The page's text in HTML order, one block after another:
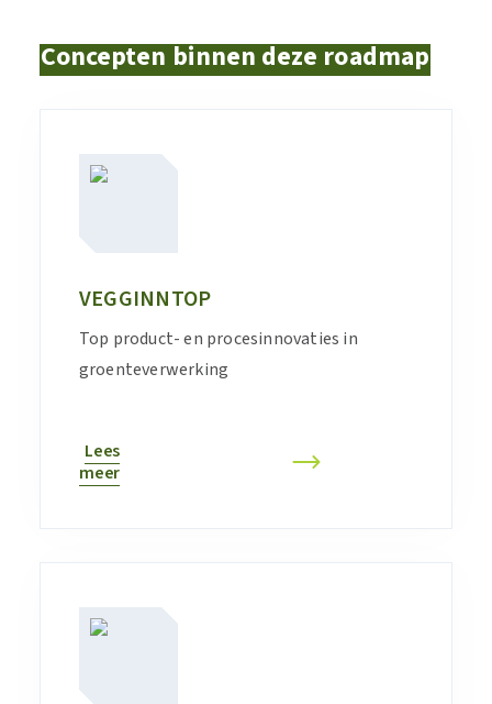
Concepten binnen deze roadmap
VEGGINNTOP
Top product- en procesinnovaties in
groenteverwerking
Lees
meer